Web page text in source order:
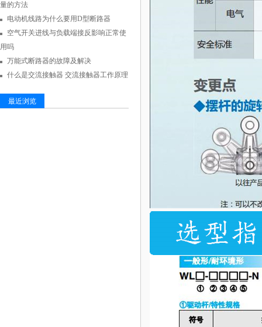
量的方法
电动机线路为什么要用D型断路器
空气开关进线与负载端接反影响正常使
用吗
万能式断路器的故障及解决
什么是交流接触器 交流接触器工作原理
最近浏览